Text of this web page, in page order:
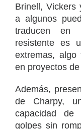
Brinell, Vickers
a algunos
traducen en
resistente es
extremas, algo
en proyectos
Además,
de Charpy,
capacidad de
golpes sin